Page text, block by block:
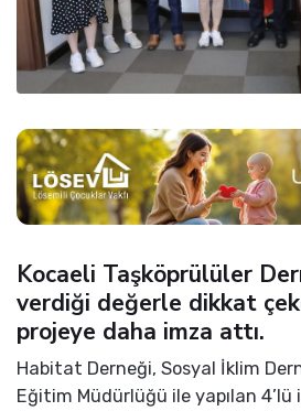
Kocaeli Taşköprülüler
verdiği değerle dikkat
projeye daha imza attı.
Habitat Derneği, Sosyal İklim
Eğitim Müdürlüğü ile yapılan